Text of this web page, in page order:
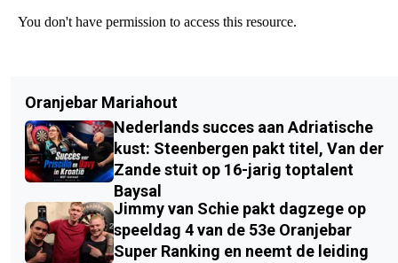
Oranjebar Mariahout
Nederlands succes aan Adriatische
kust: Steenbergen pakt titel, Van der
Zande stuit op 16-jarig toptalent
Baysal
Jimmy van Schie pakt dagzege op
speeldag 4 van de 53e Oranjebar
Super Ranking en neemt de leiding